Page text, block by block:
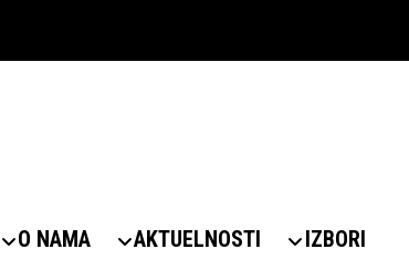
O NAMA AKTUELNOSTI IZBORI